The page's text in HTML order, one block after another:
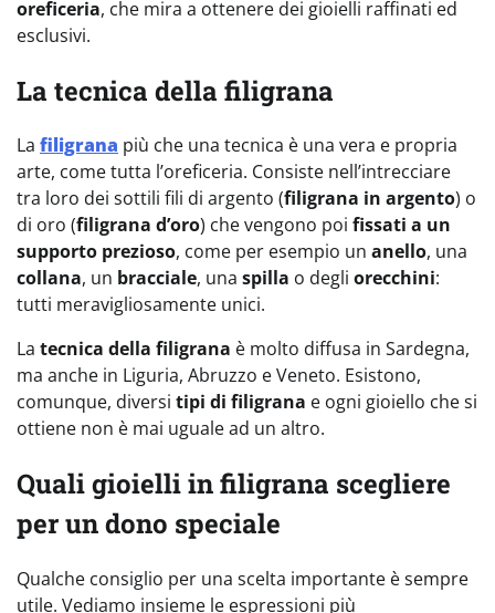
oreficeria, che mira a ottenere dei gioielli raffinati ed
esclusivi.
La tecnica della filigrana
La filigrana più che una tecnica è una vera e propria
arte, come tutta l’oreficeria. Consiste nell’intrecciare
tra loro dei sottili fili di argento (filigrana in argento) o
di oro (filigrana d’oro) che vengono poi fissati a un
supporto prezioso, come per esempio un anello, una
collana, un bracciale, una spilla o degli orecchini:
tutti meravigliosamente unici.
La tecnica della filigrana è molto diffusa in Sardegna,
ma anche in Liguria, Abruzzo e Veneto. Esistono,
comunque, diversi tipi di filigrana e ogni gioiello che si
ottiene non è mai uguale ad un altro.
Quali gioielli in filigrana scegliere
per un dono speciale
Qualche consiglio per una scelta importante è sempre
utile. Vediamo insieme le espressioni più